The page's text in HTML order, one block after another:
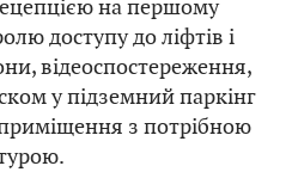
на першому
доступу до ліфтів і
відеоспостереження,
у підземний паркінг
з потрібною